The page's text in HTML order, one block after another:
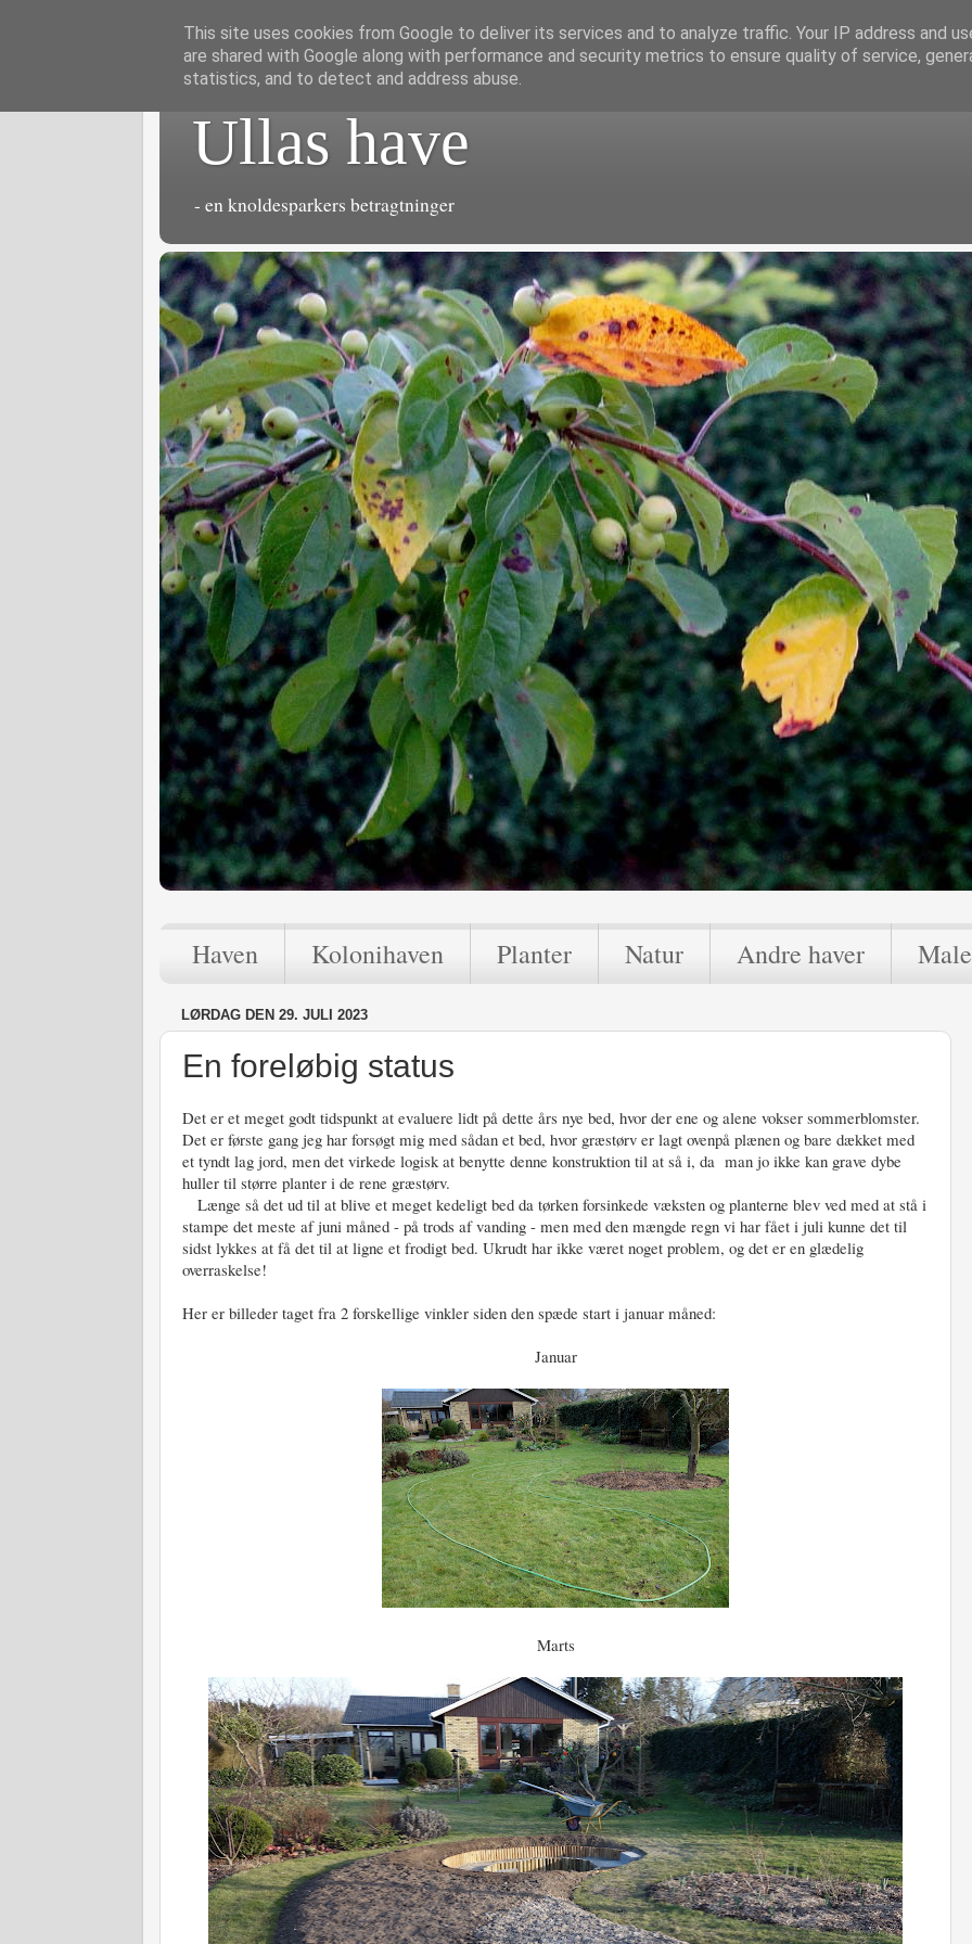
Ullas have
- en knoldesparkers betragtninger
Haven Kolonihaven Planter Natur Andre haver
LØRDAG DEN 29. JULI 2023
En foreløbig status
Det er et meget godt tidspunkt at evaluere lidt på dette års nye bed, hvor der ene og alene vokser sommerblomster.
Det er første gang jeg har forsøgt mig med sådan et bed, hvor græstørv er lagt ovenpå plænen og bare dækket med
et tyndt lag jord, men det virkede logisk at benytte denne konstruktion til at så i, da man jo ikke kan grave dybe
huller til større planter i de rene græstørv.
Længe så det ud til at blive et meget kedeligt bed da tørken forsinkede væksten og planterne blev ved med at stå i
stampe det meste af juni måned - på trods af vanding - men med den mængde regn vi har fået i juli kunne det til
sidst lykkes at få det til at ligne et frodigt bed. Ukrudt har ikke været noget problem, og det er en glædelig
overraskelse!
Her er billeder taget fra 2 forskellige vinkler siden den spæde start i januar måned:
Januar
Marts
This site uses cookies from Google to deliver its services and to analyze traffic. Your IP address and
are shared with Google along with performance and security metrics to ensure quality of service,
statistics, and to detect and address abuse.